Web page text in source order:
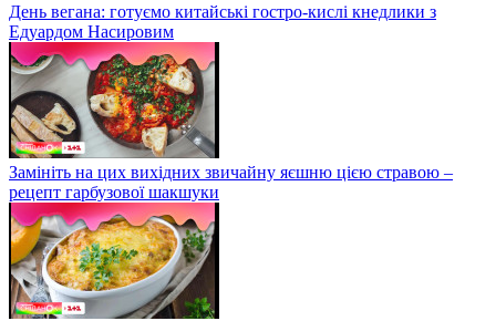
День вегана: готуємо китайські гостро-кислі кнедлики з
Едуардом Насировим
Замініть на цих вихідних звичайну яєшню цією стравою –
рецепт гарбузової шакшуки